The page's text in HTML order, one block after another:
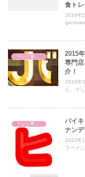
食ト
2016年
2015
専門
介！
2015年
ん、そ
バイ
ナン
2022年
ラーメ